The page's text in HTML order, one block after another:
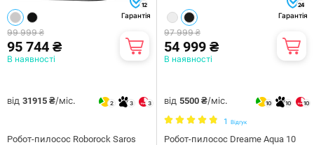
12
Гарантія
99 999 ₴
95 744 ₴
В наявності
від 31915 ₴/міс. 2 3 3
Робот-пилосос Roborock Saros
24
Гарантія
97 999 ₴
54 999 ₴
В наявності
від 5500 ₴/міс. 10 10 10
1 Відгук
Робот-пилосос Dreame Aqua 10